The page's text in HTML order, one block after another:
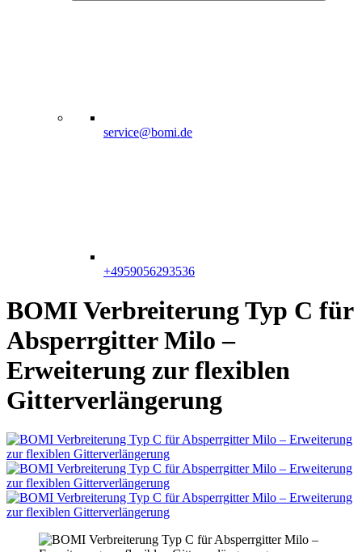
service@bomi.de
+4959056293536
BOMI Verbreiterung Typ C für
Absperrgitter Milo –
Erweiterung zur flexiblen
Gitterverlängerung